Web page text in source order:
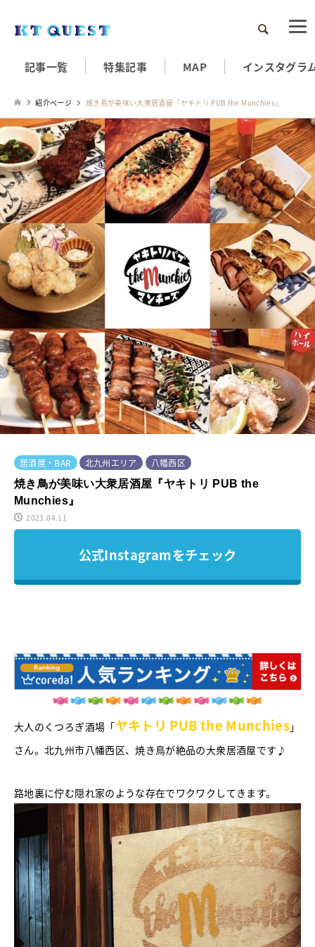
検索
記事一覧 特集記事 MAP インスタグラ
紹介ページ 焼き鳥が美味い大衆居酒屋『ヤキトリ PUB the Munchies』
居酒屋・BAR 北九州エリア
八幡西区
焼き鳥が美味い大衆居酒屋『ヤキトリ PUB the
Munchies』
2023.04.11
公式Instagramをチェック
大人のくつろぎ酒場「ヤキトリ PUB the Munchies」
さん。北九州市八幡西区、焼き鳥が絶品の大衆居酒屋です♪
路地裏に佇む隠れ家のような存在でワクワクしてきます。